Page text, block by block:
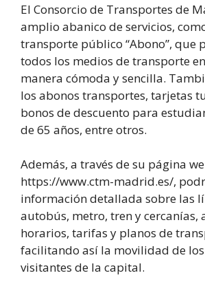
El Consorcio de Transportes de
amplio abanico de servicios,
transporte público “Abono”, que
todos los medios de transporte
manera cómoda y sencilla.
los abonos transportes, tarjetas
bonos de descuento para
de 65 años, entre otros.
Además, a través de su página
https://www.ctm-madrid.es/,
información detallada sobre las
autobús, metro, tren y cercanías,
horarios, tarifas y planos de
facilitando así la movilidad de
visitantes de la capital.